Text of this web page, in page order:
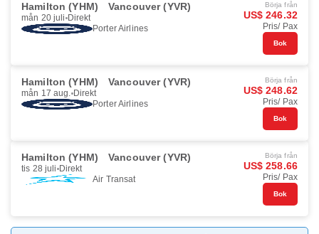
Hamilton (YHM) Vancouver (YVR)
mån 20 juli Direkt
Porter Airlines
Börja från
US$ 246.32
Pris/ Pax
Bok
Hamilton (YHM) Vancouver (YVR)
mån 17 aug. Direkt
Porter Airlines
Börja från
US$ 248.62
Pris/ Pax
Bok
Hamilton (YHM) Vancouver (YVR)
tis 28 juli Direkt
Air Transat
Börja från
US$ 258.66
Pris/ Pax
Bok